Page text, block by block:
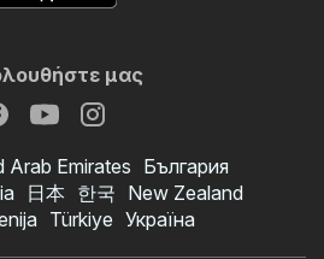
μας
Arab Emirates България
日本 한국 New Zealand
Türkiye Україна